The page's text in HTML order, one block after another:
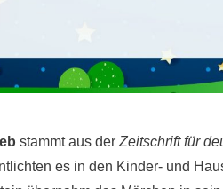
stammt aus der Zeitschrift für
es in den Kinder- und